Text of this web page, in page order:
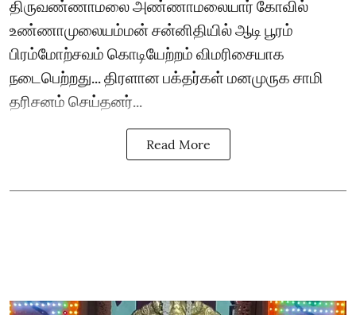
திருவண்ணாமலை அண்ணாமலையார் கோவில்
உண்ணாமுலையம்மன் சன்னிதியில் ஆடி பூரம்
பிரம்மோற்சவம் கொடியேற்றம் விமரிசையாக
நடைபெற்றது... திரளான பக்தர்கள் மனமுருக சாமி
தரிசனம் செய்தனர்...
Read More